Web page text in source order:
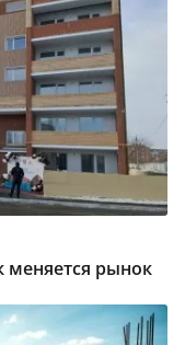
меняется рынок